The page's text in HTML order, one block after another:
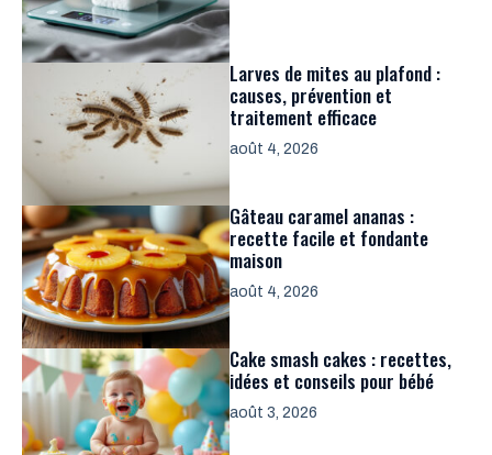
Larves de mites au plafond :
causes, prévention et
traitement efficace
août 4, 2026
Gâteau caramel ananas :
recette facile et fondante
maison
août 4, 2026
Cake smash cakes : recettes,
idées et conseils pour bébé
août 3, 2026